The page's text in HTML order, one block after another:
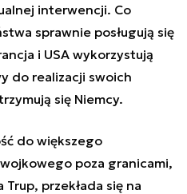
interwencji. Co
sprawnie posługują się
i USA wykorzystują
do realizacji swoich
się Niemcy.
do większego
poza granicami,
przekłada się na